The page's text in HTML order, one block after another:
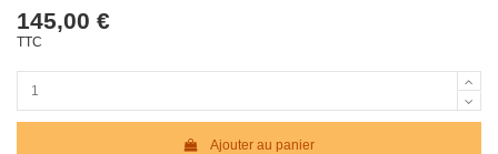
145,00 €
TTC
Ajouter au panier